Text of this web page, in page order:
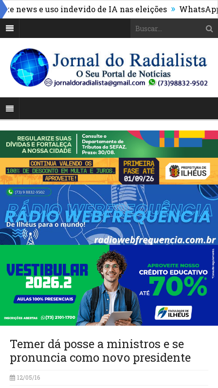
e uso indevido de IA nas eleições » WhatsApp
Temer dá posse a ministros e se
pronuncia como novo presidente
12/05/16